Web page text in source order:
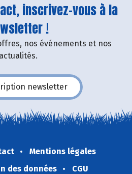
inscrivez-vous à la
!
nos événements et nos
actualités.
newsletter
Mentions légales
des données
CGU